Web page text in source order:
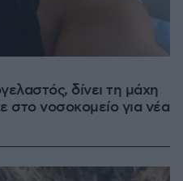
δίνει τη μάχη
στο νοσοκομείο για νέα